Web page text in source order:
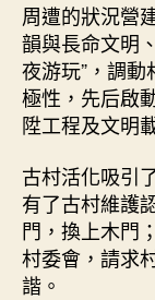
周遭的狀況營
韻與長命文明
夜游玩”，調
極性，先后啟
陞工程及文明
古村活化吸引
有了古村維護
門，換上木門
村委會，請求
諧。